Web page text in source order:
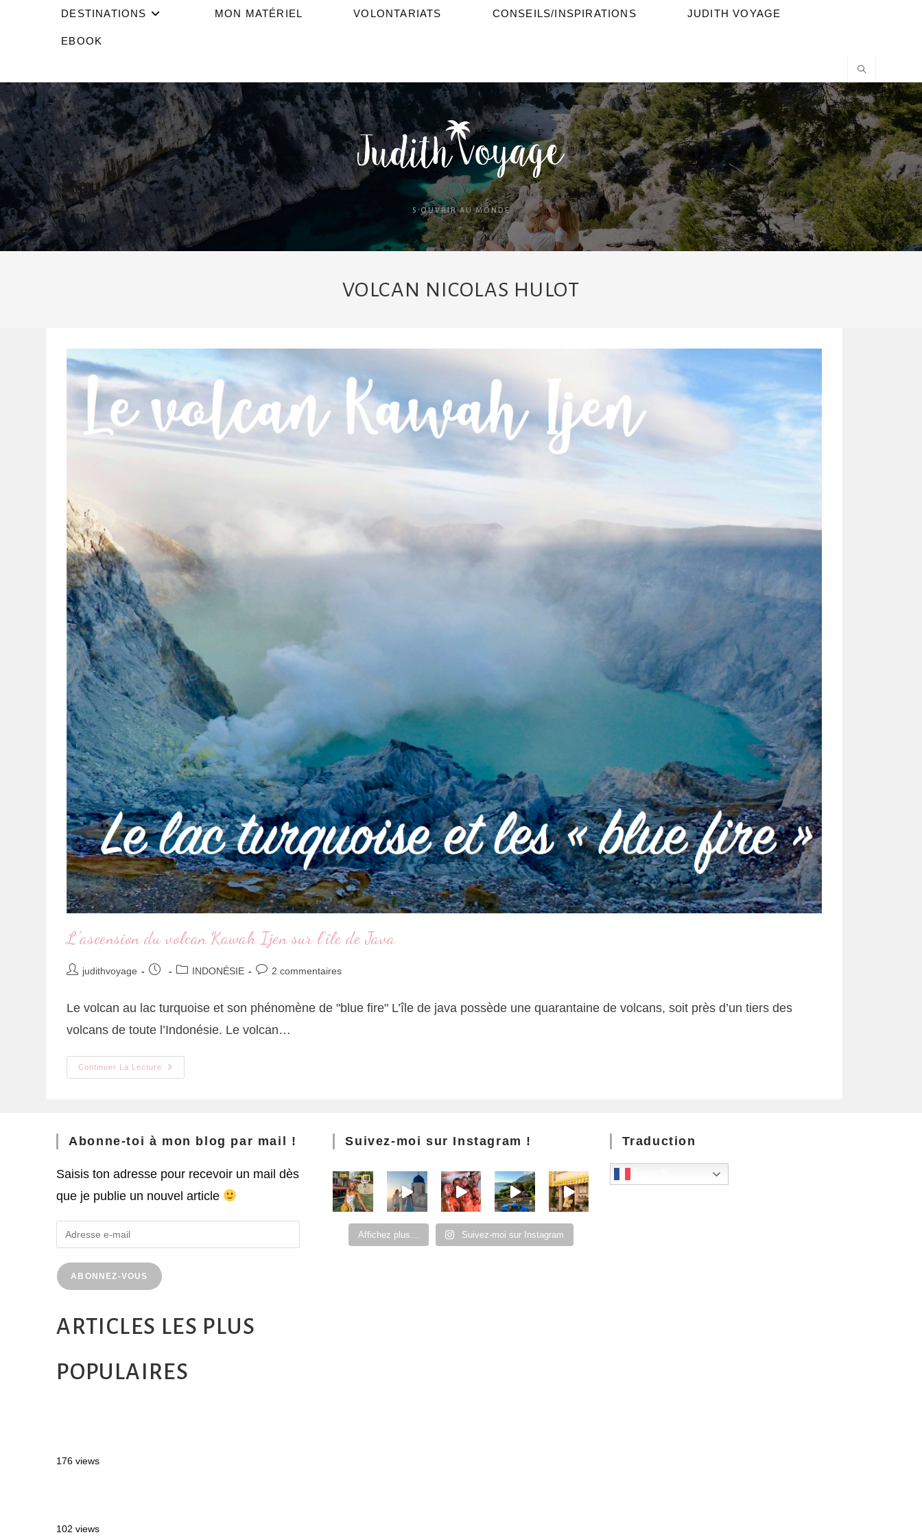
DESTINATIONS MON MATÉRIEL VOLONTARIATS CONSEILS/INSPIRATIONS JUDITH VOYAGE
EBOOK
S'OUVRIR AU MONDE
VOLCAN NICOLAS HULOT
L’ascension du volcan Kawah Ijen sur l’île de Java
judithvoyage INDONÉSIE 2 commentaires
Le volcan au lac turquoise et son phénomène de "blue fire" L’île de java possède une quarantaine de volcans, soit près d’un tiers des
volcans de toute l’Indonésie. Le volcan…
Continuer La Lecture
Abonne-toi à mon blog par mail !
Saisis ton adresse pour recevoir un mail dès
que je publie un nouvel article
ABONNEZ-VOUS
ARTICLES LES PLUS
POPULAIRES
176 views
102 views
Suivez-moi sur Instagram !
Affichez plus… Suivez-moi sur Instagram
Traduction